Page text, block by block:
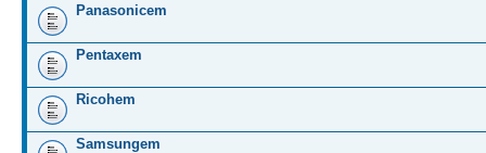
Panasonicem
Pentaxem
Ricohem
Samsungem